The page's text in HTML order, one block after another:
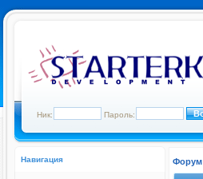
Ник: Пароль:
Навигация Форум